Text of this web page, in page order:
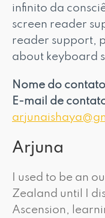
infinito da
screen reader
reader support,
about keyboard
Nome do contato
E-mail de
Arjuna
I used to be an
Zealand until I
Ascension,